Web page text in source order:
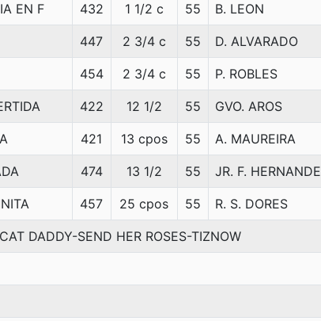
EN F 432 1 1/2 c 55 B. LEON
447 2 3/4 c 55 D. ALVARADO
454 2 3/4 c 55 P. ROBLES
422 12 1/2 55 GVO. AROS
421 13 cpos 55 A. MAUREIRA
474 13 1/2 55 JR. F. HERNANDE
457 25 cpos 55 R. S. DORES
DADDY-SEND HER ROSES-TIZNOW